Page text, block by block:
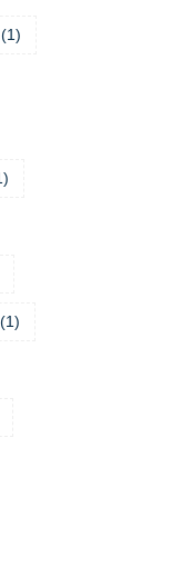
(1)
)
(1)